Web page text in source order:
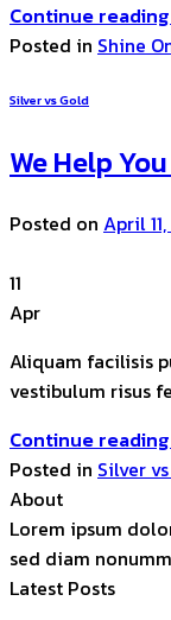
Continue reading
Posted in Shine
Silver vs Gold
We Help
Posted on April
11
Apr
Aliquam facilisis
vestibulum risus
Continue reading
Posted in Silver
About
Lorem ipsum
sed diam
Latest Posts